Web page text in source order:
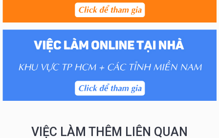
VIỆC LÀM THÊM LIÊN QUAN